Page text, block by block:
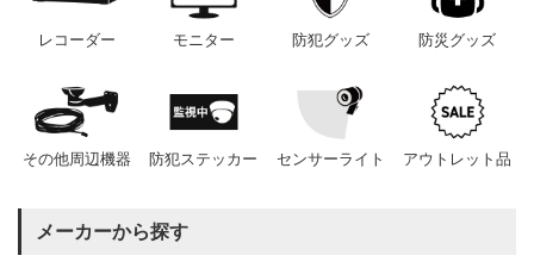
レコーダー モニター 防犯グッズ 防災グッズ
その他周辺機器 防犯ステッカー センサーライト アウトレット品
メーカーから探す